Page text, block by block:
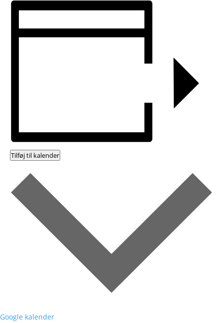
Tilføj til kalender
Google kalender